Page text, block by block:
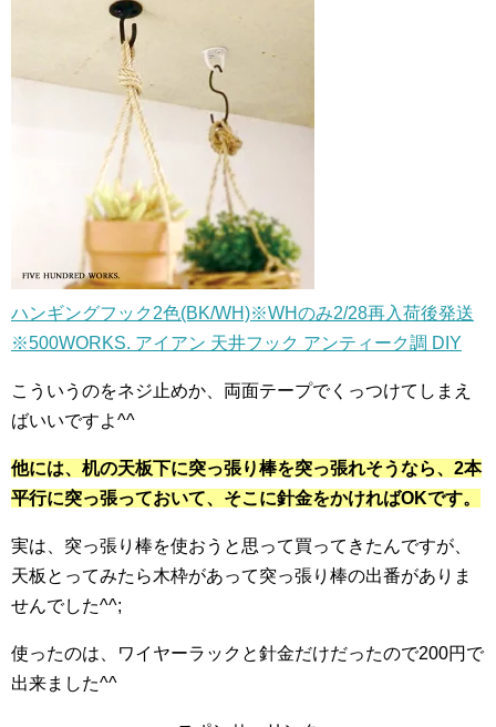
ハンギングフック2色(BK/WH)※WHのみ2/28再入荷後発送
※500WORKS. アイアン 天井フック アンティーク調 DIY
こういうのをネジ止めか、両面テープでくっつけてしまえ
ばいいですよ^^
他には、机の天板下に突っ張り棒を突っ張れそうなら、2本
平行に突っ張っておいて、そこに針金をかければOKです。
実は、突っ張り棒を使おうと思って買ってきたんですが、
天板とってみたら木枠があって突っ張り棒の出番がありま
せんでした^^;
使ったのは、ワイヤーラックと針金だけだったので200円で
出来ました^^